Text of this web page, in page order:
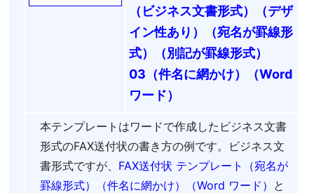
（ビジネス文書形式）（デザ
イン性あり）（宛名が罫線形
式）（別記が罫線形式）
03（件名に網かけ）（Word
ワード）
本テンプレートはワードで作成したビジネス文書
形式のFAX送付状の書き方の例です。ビジネス文
書形式ですが、 FAX送付状 テンプレート（宛名が
罫線形式）（件名に網かけ）（Word ワード） と